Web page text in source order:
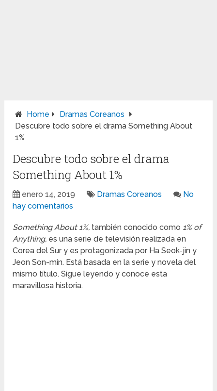
Home
Dramas Coreanos
Descubre todo sobre el drama Something About
1%
Descubre todo sobre el drama
Something About 1%
enero 14, 2019 Dramas Coreanos
No
hay comentarios
Something About 1%, también conocido como 1% of
Anything, es una serie de televisión realizada en
Corea del Sur y es protagonizada por Ha Seok-jin y
Jeon Son-min. Está basada en la serie y novela del
mismo título. Sigue leyendo y conoce esta
maravillosa historia.